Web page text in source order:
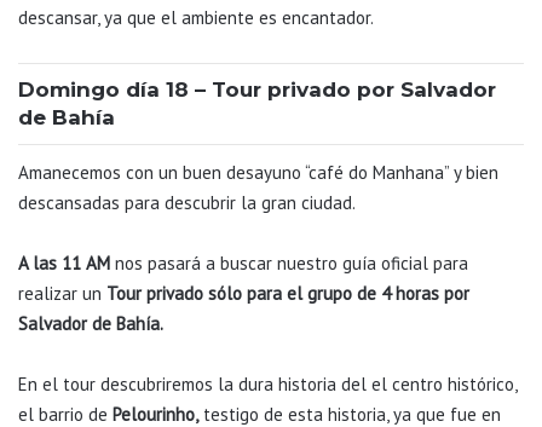
descansar, ya que el ambiente es encantador.
Domingo día 18 – Tour privado por Salvador
de Bahía
Amanecemos con un buen desayuno “café do Manhana” y bien
descansadas para descubrir la gran ciudad.
A las 11 AM nos pasará a buscar nuestro guía oficial para
realizar un Tour privado sólo para el grupo de 4 horas por
Salvador de Bahía.
En el tour descubriremos la dura historia del el centro histórico,
el barrio de Pelourinho,testigo de esta historia, ya que fue en